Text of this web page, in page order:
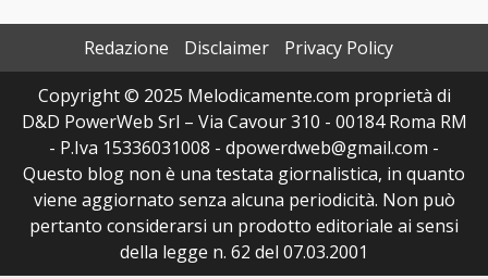
Redazione Disclaimer
Privacy Policy
Copyright © 2025 Melodicamente.com proprietà di
D&D PowerWeb Srl – Via Cavour 310 - 00184 Roma RM
- P.Iva 15336031008 - dpowerdweb@gmail.com -
Questo blog non è una testata giornalistica, in quanto
viene aggiornato senza alcuna periodicità. Non può
pertanto considerarsi un prodotto editoriale ai sensi
della legge n. 62 del 07.03.2001